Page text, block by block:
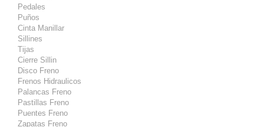
Pedales
Puños
Cinta Manillar
Sillines
Tijas
Cierre Sillin
Disco Freno
Frenos Hidraulicos
Palancas Freno
Pastillas Freno
Puentes Freno
Zapatas Freno